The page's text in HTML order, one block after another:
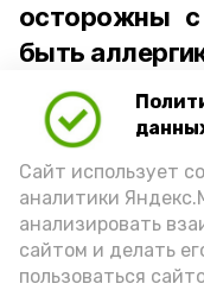
Сайт использует
аналитики
анализировать
сайтом и делать
пользоваться
осторожны
быть
Для
порцией икры
(2-3 ложки).
внимание на
подаётся: